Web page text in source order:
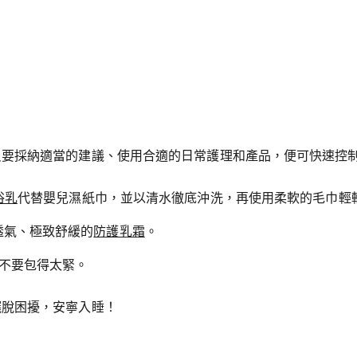
採納適當的建議、使用合適的日常護理和產品，便可快速控
乳代替嬰兒濕紙巾，並以清水徹底沖洗，再使用柔軟的毛巾輕
、極致舒緩的 防護乳霜 。
要包得太緊。
困擾，安寧入睡！